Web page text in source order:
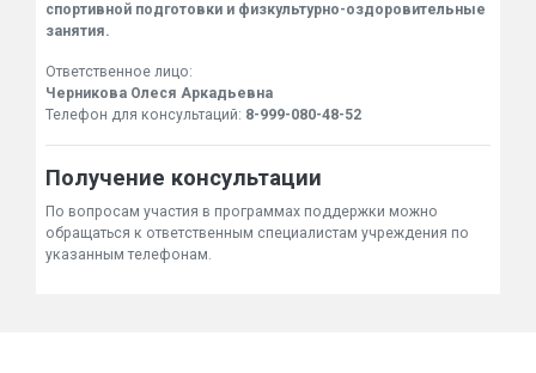
спортивной подготовки и физкультурно-оздоровительные
занятия.
Ответственное лицо:
Черникова Олеся Аркадьевна
Телефон для консультаций: 8-999-080-48-52
Получение консультации
По вопросам участия в программах поддержки можно
обращаться к ответственным специалистам учреждения по
указанным телефонам.